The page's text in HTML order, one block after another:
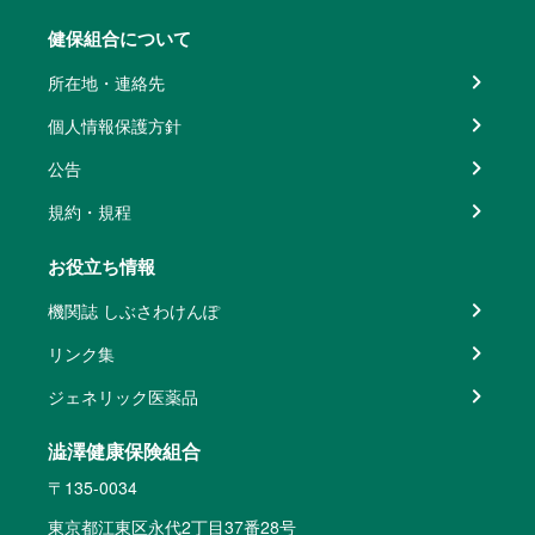
健保組合について
所在地・連絡先
個人情報保護方針
公告
規約・規程
お役立ち情報
機関誌 しぶさわけんぽ
リンク集
ジェネリック医薬品
澁澤健康保険組合
〒135-0034
東京都江東区永代2丁目37番28号